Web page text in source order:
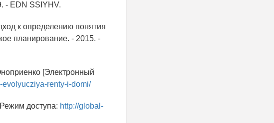
- EDN SSIYHV.
к определению понятия
планирование. - 2015. -
[Электронный
renty-i-domi/
доступа: http://global-